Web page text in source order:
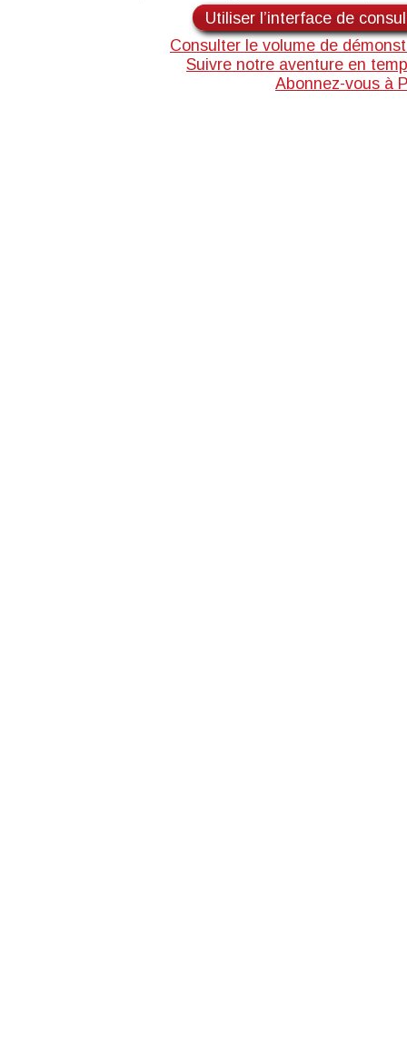
Utiliser l’interface de
Consulter le volume de
Suivre notre aventure en
Abonnez-vous à